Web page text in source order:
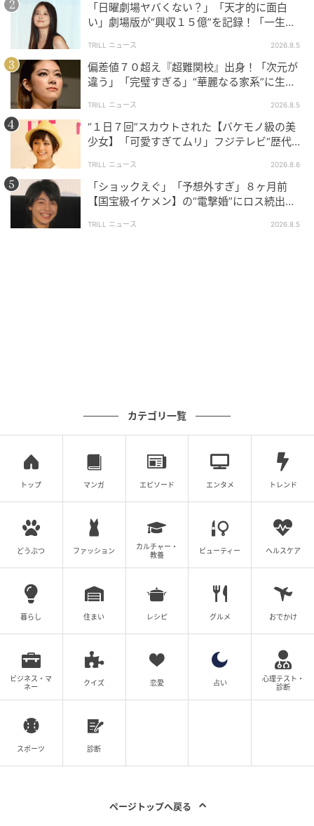
綾小路麗華やウッディーたちが大阪府庁に登場！大阪府／ユニバーサル・ス
タジオ・ジャパン「春の全国交通安全運動」キャンペーン
とで多くの被害を防ぐことができます」と、自転車乗
車時のヘルメット着用の重要性を強調。
また、「今年4月から自転車の青切符制度（交通反則通
告制度）も導入されました。今はおしゃれなヘルメッ
トも増えていますから、自転車に乗る時はヘルメット
の着用、そして交通ルールのマナーを守ることをお願
いしたいと思います」と呼びかけました。
新一年生を見守る「黄色いワッペン」2026年
「日曜劇場ヤバくない？」「天才的に面白
い」劇場版が“興収１５億”を記録！「一生言
TRILL ニュース 2026.8.5
偏差値７０超え『超難関校』出身！「次元が
違う」「完璧すぎる」“華麗なる家系”に生ま
TRILL ニュース 2026.8.5
“１日７回”スカウトされた【バケモノ級の美
少女】「可愛すぎてムリ」フジテレビ“歴代N
TRILL ニュース 2026.8.6
「ショックえぐ」「予想外すぎ」８ヶ月前
【国宝級イケメン】の“電撃婚”にロス続出！
TRILL ニュース 2026.8.5
カテゴリ一覧
トップ マンガ エピソード エンタメ トレンド
どうぶつ ファッション
カルチャー・
教養
ビューティー ヘルスケア
暮らし 住まい レシピ グルメ おでかけ
ビジネス・マ
ネー
クイズ 恋愛 占い
心理テスト・
診断
スポーツ 診断
ページトップへ戻る